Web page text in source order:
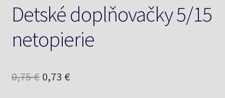
Detské doplňovačky 5/15
netopierie
0,75€ Pôvodná
0,73 €Aktuálna